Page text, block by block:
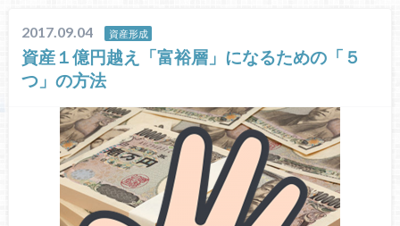
2017.09.04 資産形成
資産１億円越え「富裕層」になるための「５
つ」の方法